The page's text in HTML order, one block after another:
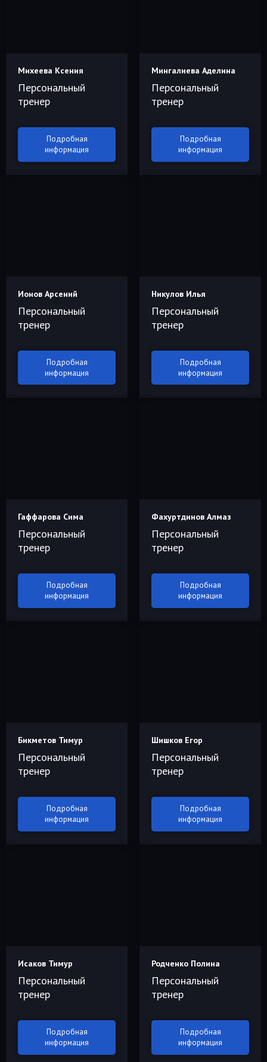
Михеева Ксения
Персональный
тренер
Подробная
информация
Мингалиева Аделина
Персональный
тренер
Подробная
информация
Ионов Арсений
Персональный
тренер
Подробная
информация
Никулов Илья
Персональный
тренер
Подробная
информация
Гаффарова Сима
Персональный
тренер
Подробная
информация
Фахуртдинов Алмаз
Персональный
тренер
Подробная
информация
Бикметов Тимур
Персональный
тренер
Подробная
информация
Шишков Егор
Персональный
тренер
Подробная
информация
Исаков Тимур
Персональный
тренер
Подробная
информация
Родченко Полина
Персональный
тренер
Подробная
информация